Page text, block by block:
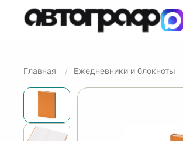
Главная Ежедневники и блокноты